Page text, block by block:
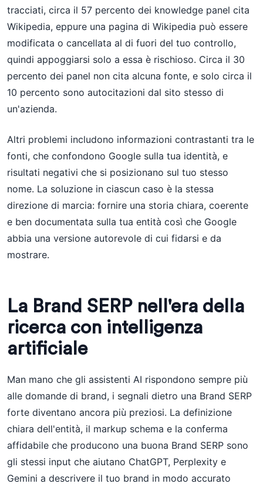
tracciati, circa il 57 percento dei knowledge panel cita
Wikipedia, eppure una pagina di Wikipedia può essere
modificata o cancellata al di fuori del tuo controllo,
quindi appoggiarsi solo a essa è rischioso. Circa il 30
percento dei panel non cita alcuna fonte, e solo circa il
10 percento sono autocitazioni dal sito stesso di
un'azienda.
Altri problemi includono informazioni contrastanti tra le
fonti, che confondono Google sulla tua identità, e
risultati negativi che si posizionano sul tuo stesso
nome. La soluzione in ciascun caso è la stessa
direzione di marcia: fornire una storia chiara, coerente
e ben documentata sulla tua entità così che Google
abbia una versione autorevole di cui fidarsi e da
mostrare.
La Brand SERP nell'era della
ricerca con intelligenza
artificiale
Man mano che gli assistenti AI rispondono sempre più
alle domande di brand, i segnali dietro una Brand SERP
forte diventano ancora più preziosi. La definizione
chiara dell'entità, il markup schema e la conferma
affidabile che producono una buona Brand SERP sono
gli stessi input che aiutano ChatGPT, Perplexity e
Gemini a descrivere il tuo brand in modo accurato